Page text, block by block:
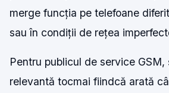
merge funcția pe telefoane
sau în condiții de rețea
Pentru publicul de service GSM,
relevantă tocmai fiindcă arată